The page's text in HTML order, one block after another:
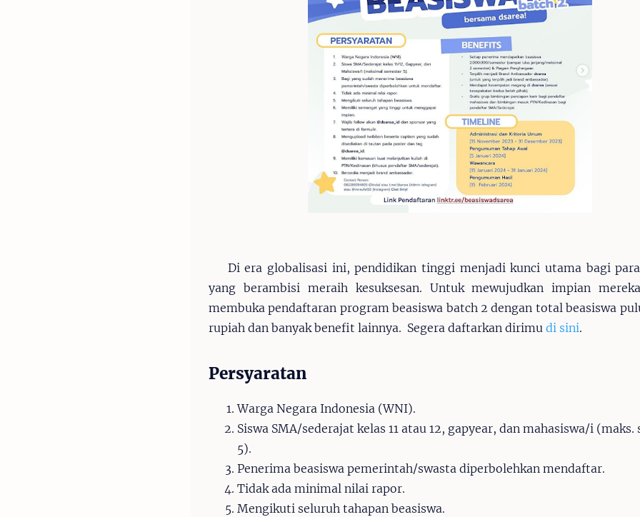
Di era globalisasi ini, pendidikan tinggi menjadi kunci utama bagi
yang berambisi meraih kesuksesan. Untuk mewujudkan impian
membuka pendaftaran program beasiswa batch 2 dengan total beasiswa
rupiah dan banyak benefit lainnya. Segera daftarkan dirimu di sini.
Persyaratan
Warga Negara Indonesia (WNI).
Siswa SMA/sederajat kelas 11 atau 12, gapyear, dan mahasiswa/i (maks.
5).
Penerima beasiswa pemerintah/swasta diperbolehkan mendaftar.
Tidak ada minimal nilai rapor.
Mengikuti seluruh tahapan beasiswa.